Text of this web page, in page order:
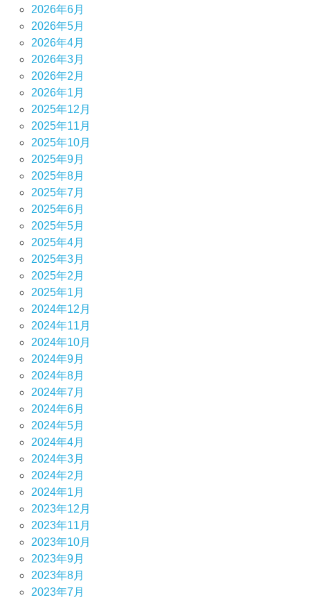
2026年6月
2026年5月
2026年4月
2026年3月
2026年2月
2026年1月
2025年12月
2025年11月
2025年10月
2025年9月
2025年8月
2025年7月
2025年6月
2025年5月
2025年4月
2025年3月
2025年2月
2025年1月
2024年12月
2024年11月
2024年10月
2024年9月
2024年8月
2024年7月
2024年6月
2024年5月
2024年4月
2024年3月
2024年2月
2024年1月
2023年12月
2023年11月
2023年10月
2023年9月
2023年8月
2023年7月